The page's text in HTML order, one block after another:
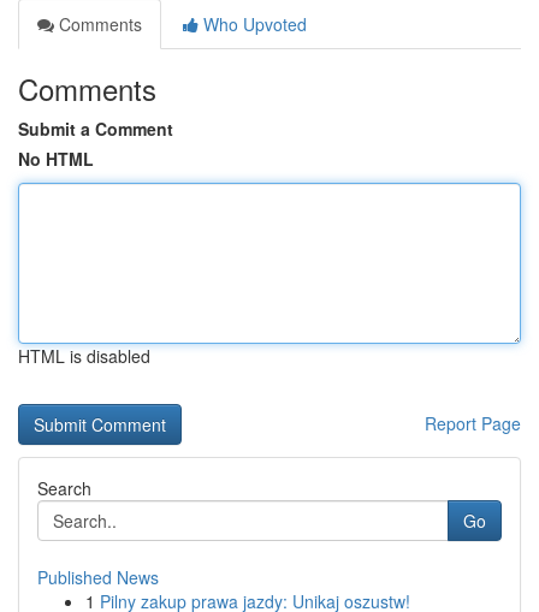
Comments
Who Upvoted
Comments
Submit a Comment
No HTML
HTML is disabled
Report Page
Search
Go
Published News
1 Pilny zakup prawa jazdy: Unikaj oszustw!